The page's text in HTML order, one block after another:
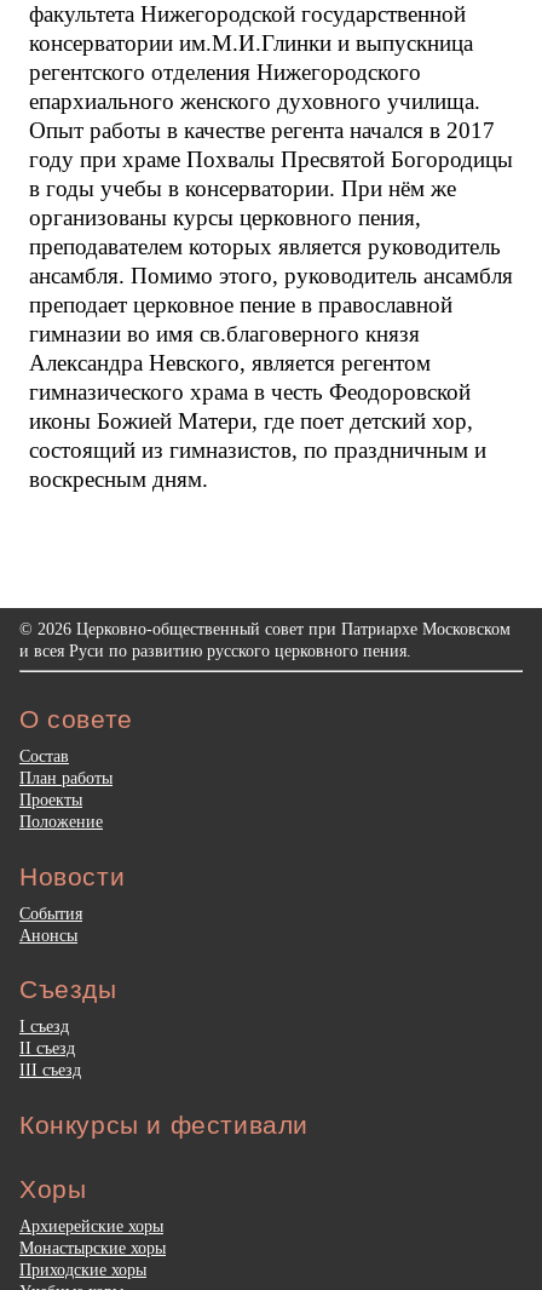
факультета Нижегородской государственной
консерватории им.М.И.Глинки и выпускница
регентского отделения Нижегородского
епархиального женского духовного училища.
Опыт работы в качестве регента начался в 2017
году при храме Похвалы Пресвятой Богородицы
в годы учебы в консерватории. При нём же
организованы курсы церковного пения,
преподавателем которых является руководитель
ансамбля. Помимо этого, руководитель ансамбля
преподает церковное пение в православной
гимназии во имя св.благоверного князя
Александра Невского, является регентом
гимназического храма в честь Феодоровской
иконы Божией Матери, где поет детский хор,
состоящий из гимназистов, по праздничным и
воскресным дням.
© 2026 Церковно-общественный совет при Патриархе Московском
и всея Руси по развитию русского церковного пения.
О совете
Состав
План работы
Проекты
Положение
Новости
События
Анонсы
Съезды
I съезд
II съезд
III съезд
Конкурсы и фестивали
Хоры
Архиерейские хоры
Монастырские хоры
Приходские хоры